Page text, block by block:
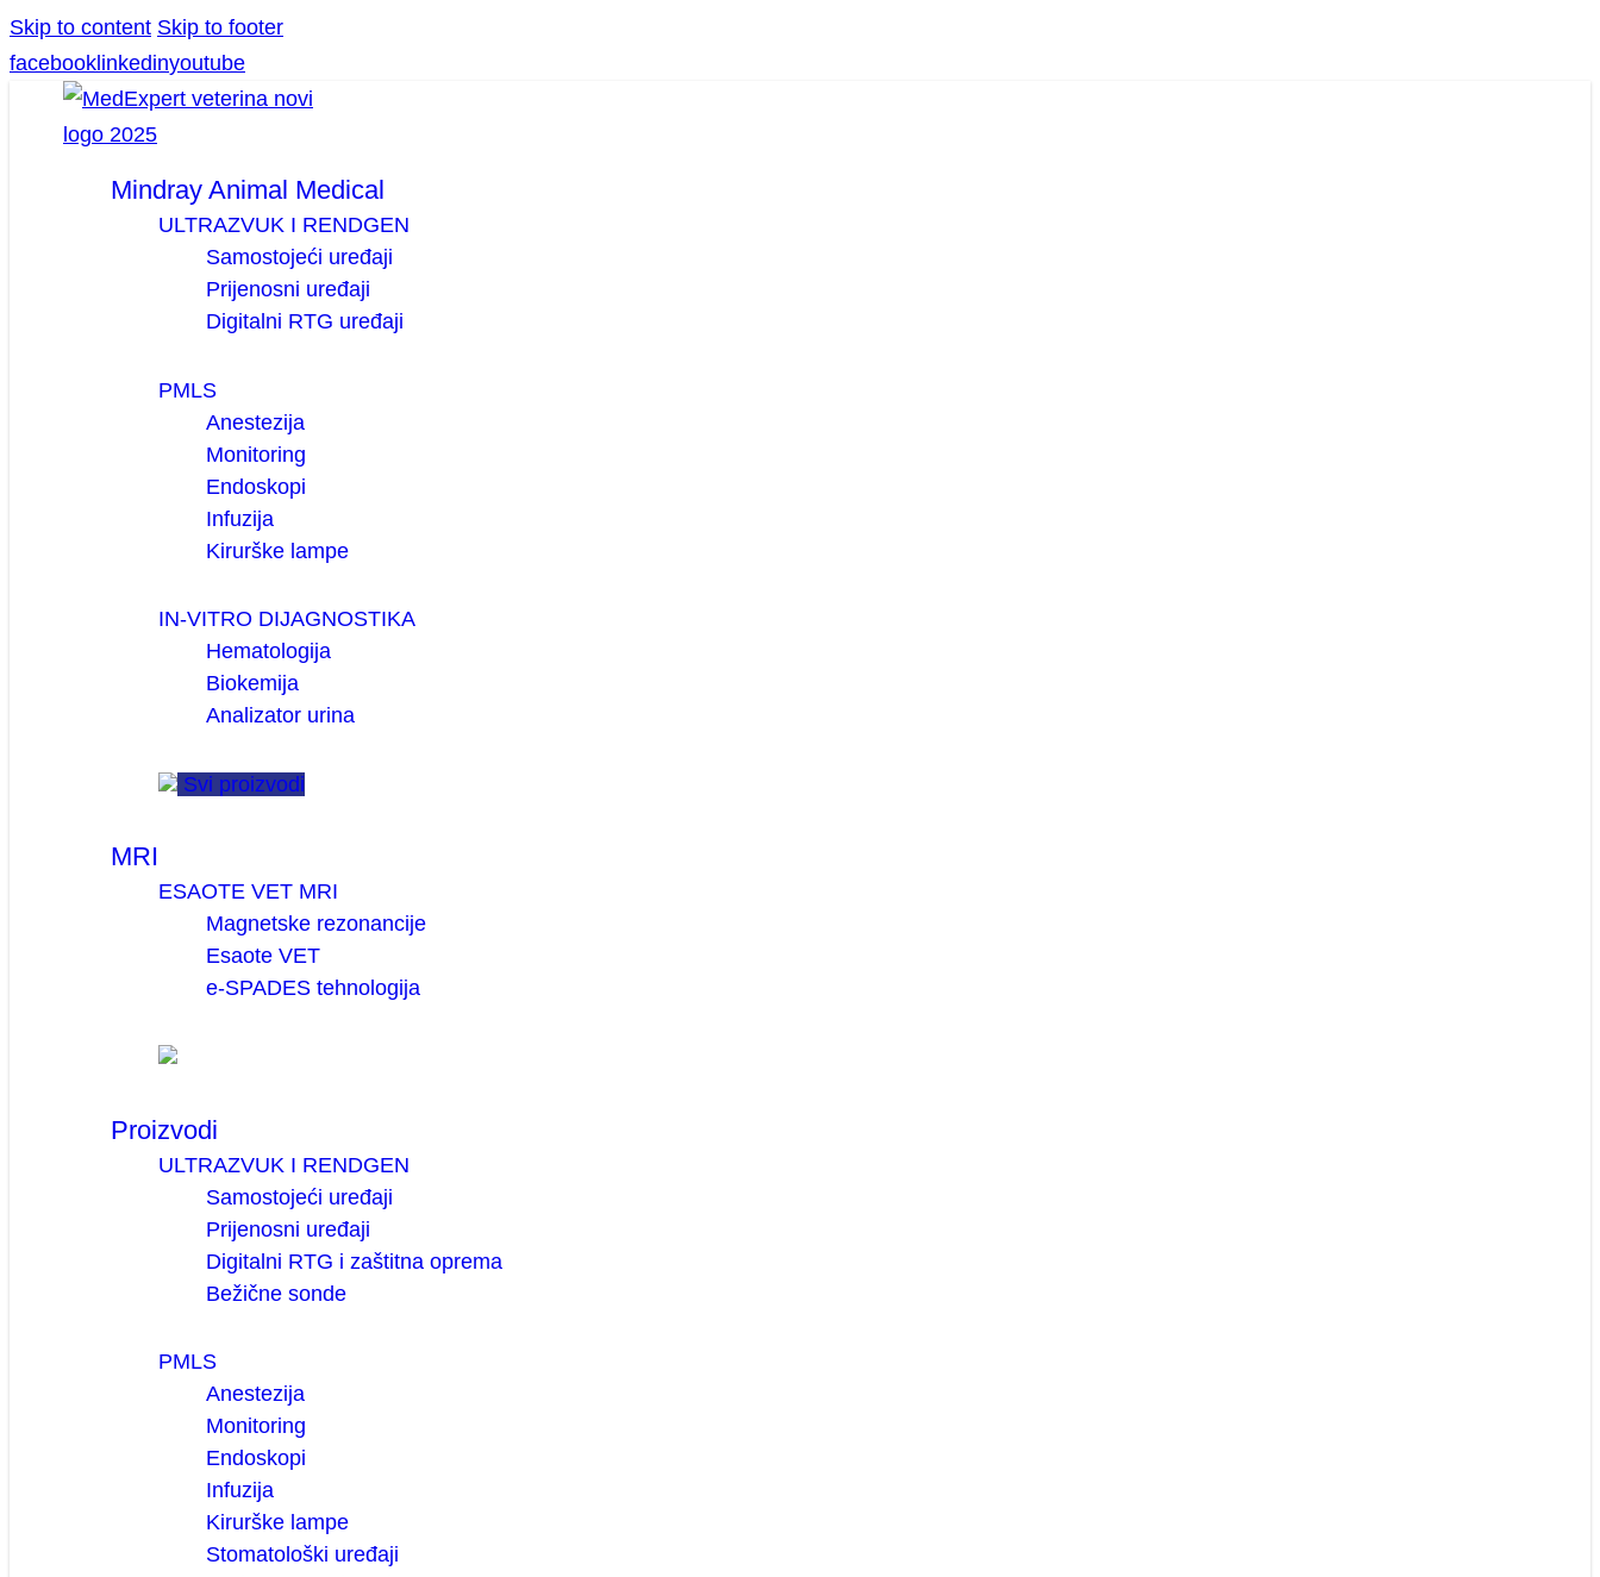
Skip to content Skip to footer
facebook linkedinyoutube
Mindray Animal Medical
ULTRAZVUK I RENDGEN
Samostojeći uređaji
Prijenosni uređaji
Digitalni RTG uređaji
PMLS
Anestezija
Monitoring
Endoskopi
Infuzija
Kirurške lampe
IN-VITRO DIJAGNOSTIKA
Hematologija
Biokemija
Analizator urina
Svi proizvodi
MRI
ESAOTE VET MRI
Magnetske rezonancije
Esaote VET
e-SPADES tehnologija
Proizvodi
ULTRAZVUK I RENDGEN
Samostojeći uređaji
Prijenosni uređaji
Digitalni RTG i zaštitna oprema
Bežične sonde
PMLS
Anestezija
Monitoring
Endoskopi
Infuzija
Kirurške lampe
Stomatološki uređaji